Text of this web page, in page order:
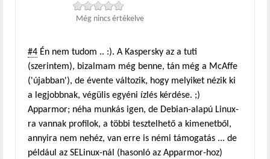
Még nincs értékelve
#4 Én nem tudom .. :). A Kaspersky az a tuti
(szerintem), bizalmam még benne, tán még a McAffe
('újabban'), de évente változik, hogy melyiket nézik ki
a legjobbnak, végülis egyéni ízlés kérdése. ;)
Apparmor; néha munkás igen, de Debian-alapú Linux-
ra vannak profilok, a többi tesztelhető a kimenetből,
annyira nem nehéz, van erre is némi támogatás ... de
például az SELinux-nál (hasonló az Apparmor-hoz)